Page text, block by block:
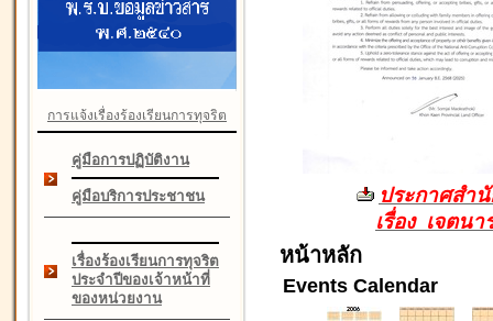
การแจ้งเรื่องร้องเรียนการทุจริต
คู่มือการปฏิบัติงาน
คู่มือบริการประชาชน
เรื่องร้องเรียนการทุจริต
ประจำปีของเจ้าหน้าที่
ของหน่วยงาน
ประกาศสำ
เรื่อง เจตน
หน้าหลัก
Events Calendar